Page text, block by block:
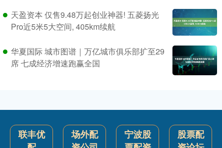
天盈资本 仅售9.48万起创业神器! 五菱扬光
Pro近5米5大空间, 405km续航
华夏国际 城市图谱｜万亿城市俱乐部扩至29
席 七成经济增速跑赢全国
联丰优
场外配
宁波股
股票配